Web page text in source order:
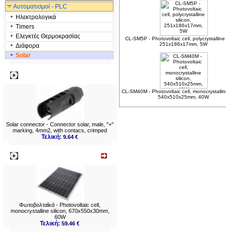
Αυτοματισμοί - PLC
Ηλεκτρολογικά
Timers
Ελεγκτές Θερμοκρασίας
Διάφορα
Solar
Solar connector - Connector solar, male, "+"
marking, 4mm2, with contacs, crimped
Τελική:9.64 €
Φωτοβολταΐκά - Photovoltaic cell,
monocrystalline silicon, 670x550x30mm,
60W
Τελική:59.46 €
CL-SM5P - Photovoltaic cell, polycrystalline
251x186x17mm, 5W
CL-SM40M - Photovoltaic cell,
540x510x25mm, 40W